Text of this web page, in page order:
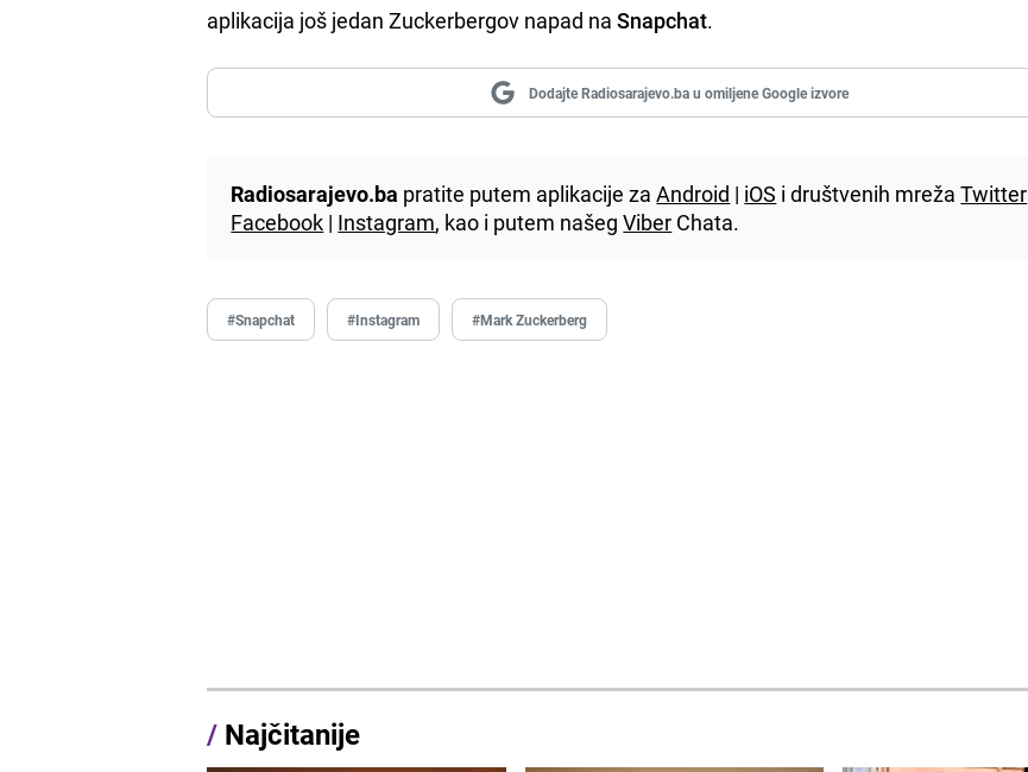
aplikacija još jedan Zuckerbergov napad naSnapchat.
Dodajte Radiosarajevo.ba u omiljene Google izvore
Radiosarajevo.ba pratite putem aplikacije zaAndroid | iOS i društvenih mrežaTwitter
Facebook | Instagram, kao i putem našegViber Chata.
#Snapchat #Instagram #Mark Zuckerberg
/ Najčitanije